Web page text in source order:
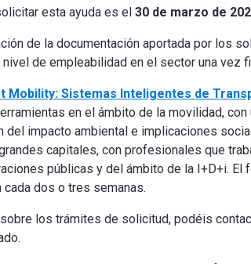
esta ayuda es el 30 de marzo de
de la documentación aportada por los
de empleabilidad en el sector una vez
Mobility: Sistemas Inteligentes de
en el ámbito de la movilidad,
del impacto ambiental e implicaciones
capitales, con profesionales que
públicas y del ámbito de la I+D+i.
dos o tres semanas.
los trámites de solicitud, podéis